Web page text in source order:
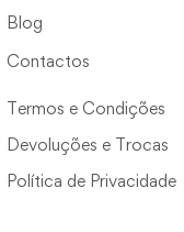
Blog
Contactos
Termos e Condições
Devoluções e Trocas
Política de Privacidade